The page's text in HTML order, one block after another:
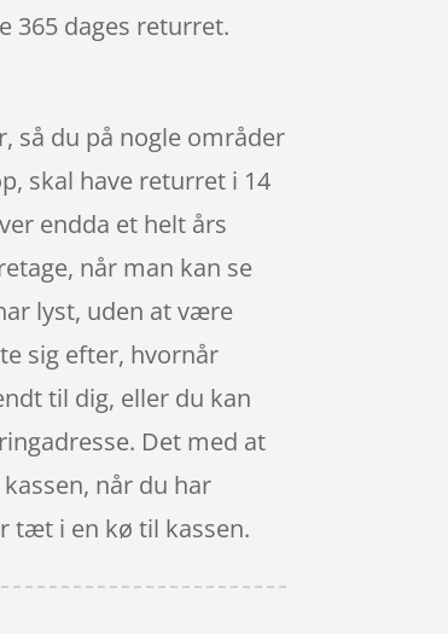
365 dages returret.
så du på nogle områder
skal have returret i 14
endda et helt års
når man kan se
lyst, uden at være
sig efter, hvornår
til dig, eller du kan
Det med at
når du har
tæt i en kø til kassen.